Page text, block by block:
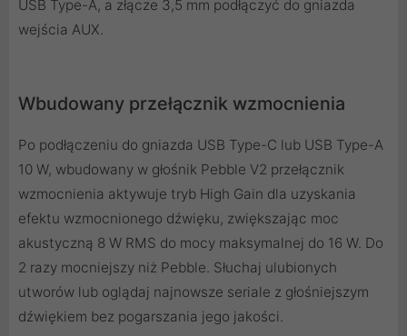
USB Type-A, a złącze 3,5 mm podłączyć do gniazda
wejścia AUX.
Wbudowany przełącznik wzmocnienia
Po podłączeniu do gniazda USB Type-C lub USB Type-A
10 W, wbudowany w głośnik Pebble V2 przełącznik
wzmocnienia aktywuje tryb High Gain dla uzyskania
efektu wzmocnionego dźwięku, zwiększając moc
akustyczną 8 W RMS do mocy maksymalnej do 16 W. Do
2 razy mocniejszy niż Pebble. Słuchaj ulubionych
utworów lub oglądaj najnowsze seriale z głośniejszym
dźwiękiem bez pogarszania jego jakości.